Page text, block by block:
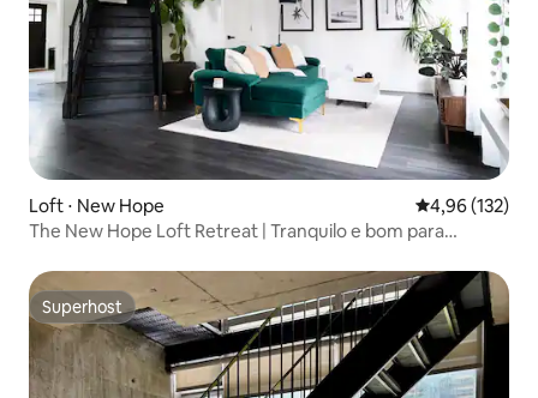
Loft ⋅ New Hope 4,96 de uma
4,96 (132)
The New Hope Loft Retreat | Tranquilo e bom para
Superhost
Superhost